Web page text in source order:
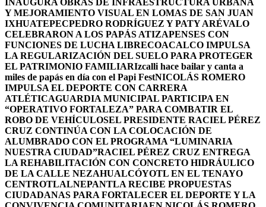
INAUGURA OBRAS DE INFRAESTRUCTURA URBANA
Y MEJORAMIENTO VISUAL EN LOMAS DE SAN JUAN
IXHUATEPECPEDRO RODRÍGUEZ Y PATY ARÉVALO
CELEBRARON A LOS PAPÁS ATIZAPENSES CON
FUNCIONES DE LUCHA LIBRECOACALCO IMPULSA
LA REGULARIZACIÓN DEL SUELO PARA PROTEGER
EL PATRIMONIO FAMILIARIzcalli hace bailar y canta a
miles de papás en día con el Papi FestNICOLÁS ROMERO
IMPULSA EL DEPORTE CON CARRERA
ATLÉTICAGUARDIA MUNICIPAL PARTICIPA EN
“OPERATIVO FORTALEZA” PARA COMBATIR EL
ROBO DE VEHÍCULOSEL PRESIDENTE RACIEL PÉREZ
CRUZ CONTINÚA CON LA COLOCACIÓN DE
ALUMBRADO CON EL PROGRAMA “LUMINARIA
NUESTRA CIUDAD”RACIEL PÉREZ CRUZ ENTREGA
LA REHABILITACIÓN CON CONCRETO HIDRÁULICO
DE LA CALLE NEZAHUALCÓYOTL EN EL TENAYO
CENTROTLALNEPANTLA RECIBE PROPUESTAS
CIUDADANAS PARA FORTALECER EL DEPORTE Y LA